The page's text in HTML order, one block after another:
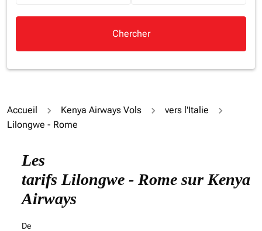
Chercher
Accueil Kenya Airways Vols
vers l'Italie
Lilongwe - Rome
Les
tarifs Lilongwe - Rome sur Kenya
Airways
De
Essayez de mettre à jour votre itinéraire (origine et/